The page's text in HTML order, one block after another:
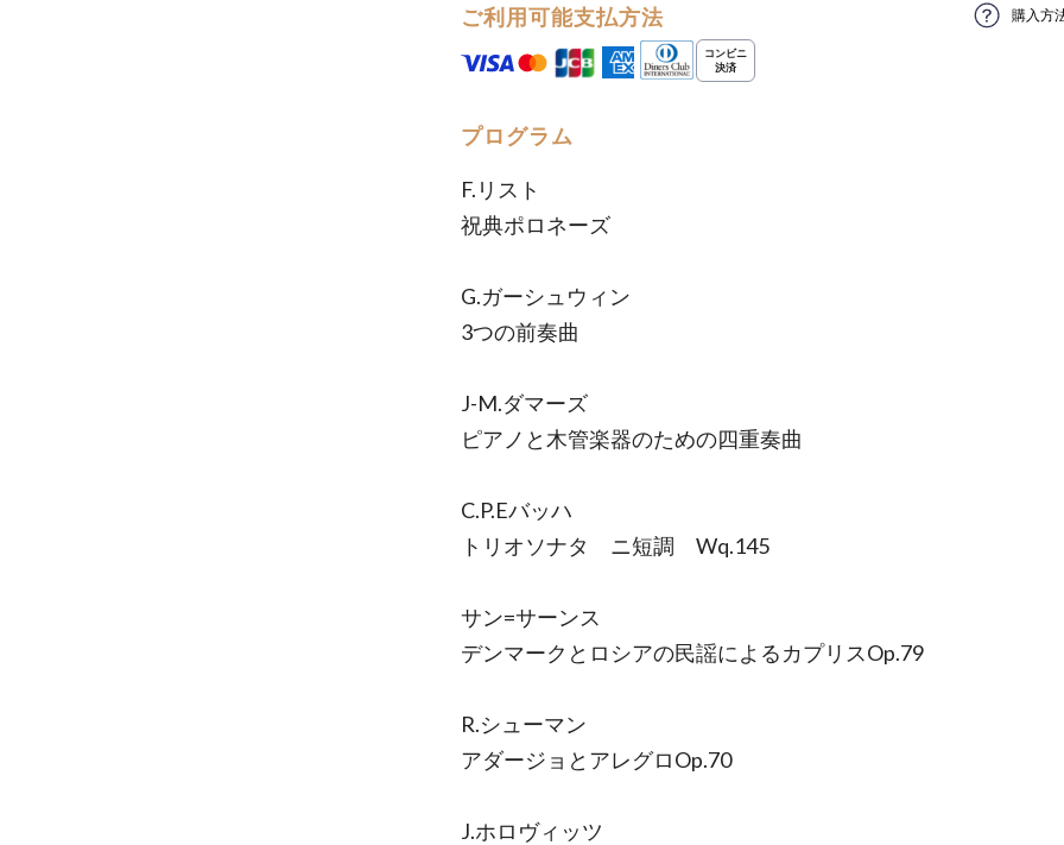
ご利用可能支払方法 購入方
プログラム
F.リスト
祝典ポロネーズ
G.ガーシュウィン
3つの前奏曲
J-M.ダマーズ
ピアノと木管楽器のための四重奏曲
C.P.Eバッハ
トリオソナタ ニ短調 Wq.145
サン=サーンス
デンマークとロシアの民謡によるカプリスOp.79
R.シューマン
アダージョとアレグロOp.70
J.ホロヴィッツ